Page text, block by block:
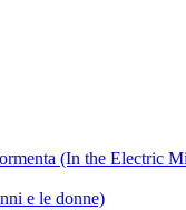
(In the Electric
e le donne)